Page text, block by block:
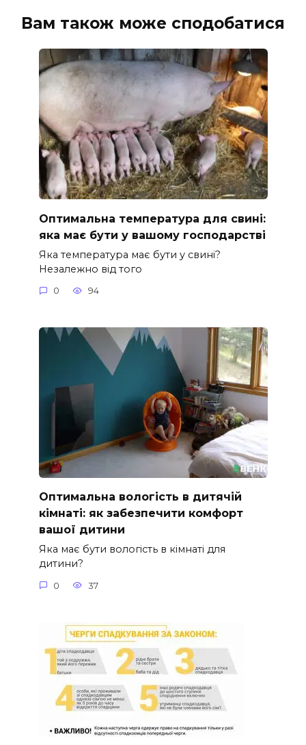
Вам також може сподобатися
Оптимальна температура для свині:
яка має бути у вашому господарстві
Яка температура має бути у свині?
Незалежно від того
0 94
Оптимальна вологість в дитячій
кімнаті: як забезпечити комфорт
вашої дитини
Яка має бути вологість в кімнаті для
дитини?
0 37